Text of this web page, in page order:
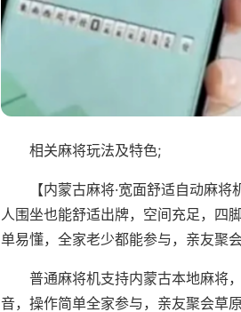
相关麻将玩法及特色;
【内蒙古麻将·宽面舒适自动麻
人围坐也能舒适出牌，空间充足，四
单易懂，全家老少都能参与，亲友聚
普通麻将机支持内蒙古本地麻将
音，操作简单全家参与，亲友聚会草